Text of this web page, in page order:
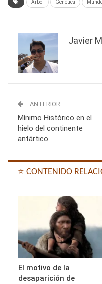
Árbol Genética
Javier
ANTERIOR
Mínimo Histórico en el
hielo del continente
antártico
⭐ CONTENIDO
El motivo de la
desaparición de